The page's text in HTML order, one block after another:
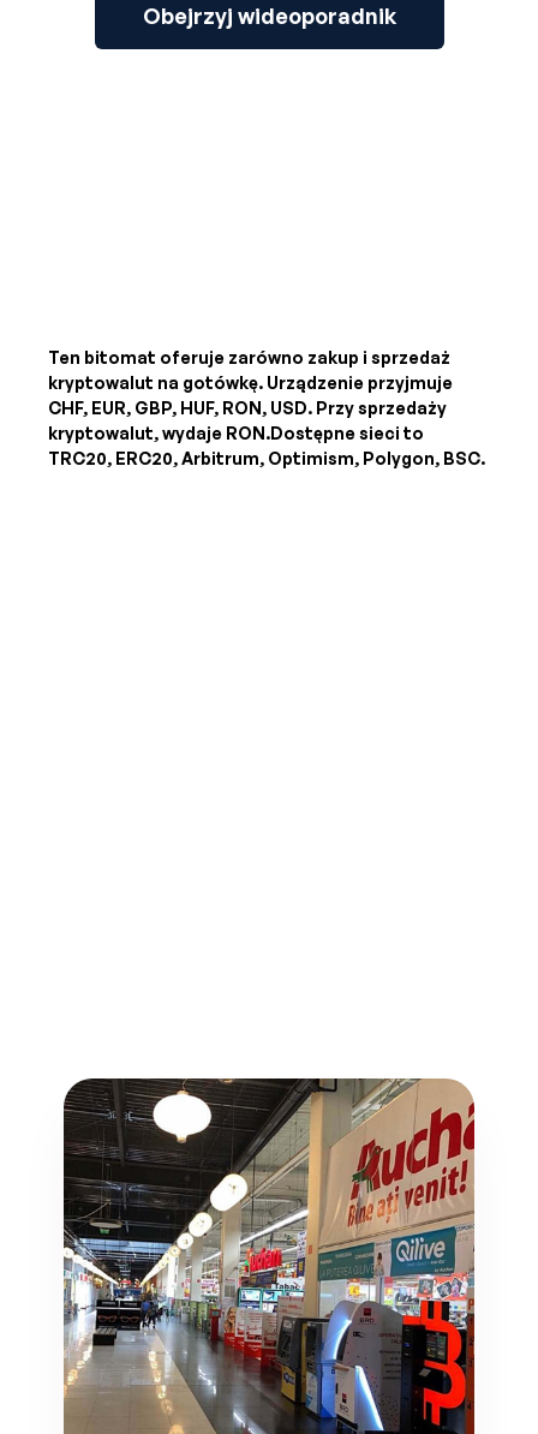
Obejrzyj wideoporadnik
Ten bitomat oferuje zarówno zakup i sprzedaż
kryptowalut na gotówkę. Urządzenie przyjmuje
CHF, EUR, GBP, HUF, RON, USD. Przy sprzedaży
kryptowalut, wydaje RON.Dostępne sieci to
TRC20, ERC20, Arbitrum, Optimism, Polygon, BSC.